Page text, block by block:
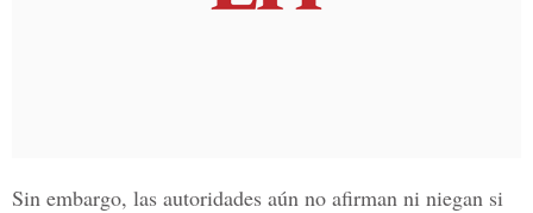
Sin embargo, las autoridades aún no afirman ni niegan si